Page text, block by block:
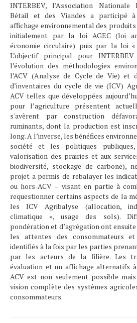
INTERBEV, l’Association
Bétail et des Viandes a participé à
affichage environnemental des
initialement par la loi AGEC (loi
économie circulaire) puis par la loi
L’objectif principal pour
l’évolution des méthodologies
l’ACV (Analyse de Cycle de Vie) et
d’inventaires du cycle de vie (ICV)
ACV telles que développées
pour l’agriculture présentent
s'avèrent par construction
ruminants, dont la production est
long. A l’inverse, les bénéfices
société et les politiques
valorisation des prairies et aux
biodiversité, stockage de carbone),
projet a permis de rebalayer les
ou hors-ACV – visant en partie à
requestionner certains aspects de la
les ICV Agribalyse (allocation,
climatique », usage des sols).
pondération et d’agrégation ont
les attentes des consommateurs
identifiés à la fois par les parties
par les acteurs de la filière. Les
évaluation et un affichage alternatifs
ACV est non seulement possible
vision complète des systèmes
consommateurs.